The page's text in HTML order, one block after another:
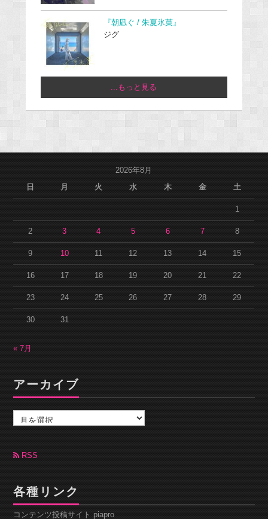
『朝凪ぐ / 朱夏氷菓』
ジグ
...もっと見る
2026年8月
日
月 火 水 木 金 土
1
2 3 4 5 6 7 8
9 10 11 12 13 14 15
16 17 18 19 20 21 22
23 24 25 26 27 28 29
30 31
« 7月
アーカイブ
カ
ブ RSS
各種リンク
コンテンツ投稿サイト piapro